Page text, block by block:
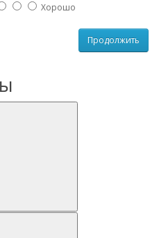
Хорошо
Продолжить